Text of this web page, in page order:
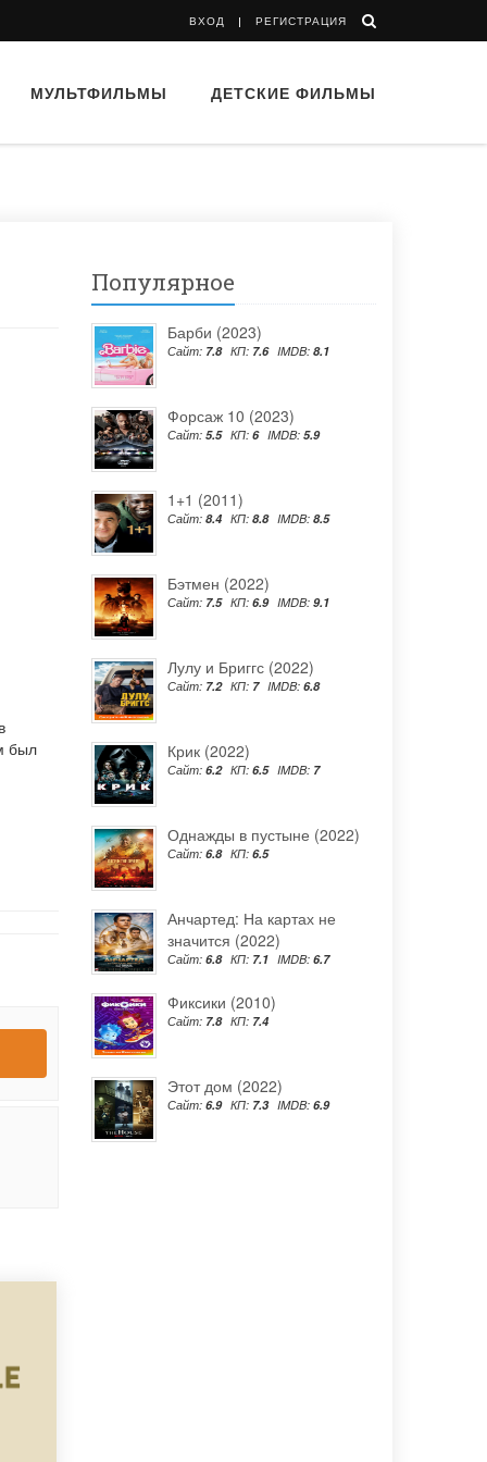
ВХОД РЕГИСТРАЦИЯ
МУЛЬТФИЛЬМЫ ДЕТСКИЕ ФИЛЬМЫ
был
Популярное
Барби (2023)
Сайт: 7.8 КП: 7.6 IMDB: 8.1
Форсаж 10 (2023)
Сайт: 5.5 КП: 6 IMDB: 5.9
1+1 (2011)
Сайт: 8.4 КП: 8.8 IMDB: 8.5
Бэтмен (2022)
Сайт: 7.5 КП: 6.9 IMDB: 9.1
Лулу и Бриггс (2022)
Сайт: 7.2 КП: 7 IMDB: 6.8
Крик (2022)
Сайт: 6.2 КП: 6.5 IMDB: 7
Однажды в пустыне (2022)
Сайт: 6.8 КП: 6.5
Анчартед: На картах не
значится (2022)
Сайт: 6.8 КП: 7.1 IMDB: 6.7
Фиксики (2010)
Сайт: 7.8 КП: 7.4
Этот дом (2022)
Сайт: 6.9 КП: 7.3 IMDB: 6.9